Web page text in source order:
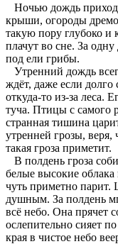
Ночью дождь
крыши, огороды
такую пору глубоко и
плачут во сне. За
под ели грибы.
Утренний дождь
ждёт, даже если долго
откуда-то из-за леса.
туча. Птицы с самого
странная тишина
утренней грозы, веря,
такая гроза приметит.
В полдень гроза
белые высокие облака
чуть приметно парит.
душным. За полдень
всё небо. Она прячет
ослепительно сияет
края в чистое небо